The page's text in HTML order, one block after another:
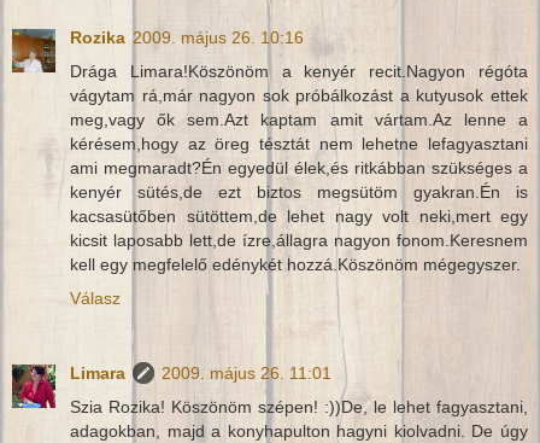
Rozika 2009. május 26. 10:16
Drága Limara!Köszönöm a kenyér recit.Nagyon régóta
vágytam rá,már nagyon sok próbálkozást a kutyusok ettek
meg,vagy ők sem.Azt kaptam amit vártam.Az lenne a
kérésem,hogy az öreg tésztát nem lehetne lefagyasztani
ami megmaradt?Én egyedül élek,és ritkábban szükséges a
kenyér sütés,de ezt biztos megsütöm gyakran.Én is
kacsasütőben sütöttem,de lehet nagy volt neki,mert egy
kicsit laposabb lett,de ízre,állagra nagyon fonom.Keresnem
kell egy megfelelő edénykét hozzá.Köszönöm mégegyszer.
Válasz
Limara
2009. május 26. 11:01
Szia Rozika! Köszönöm szépen! :))De, le lehet fagyasztani,
adagokban, majd a konyhapulton hagyni kiolvadni. De úgy